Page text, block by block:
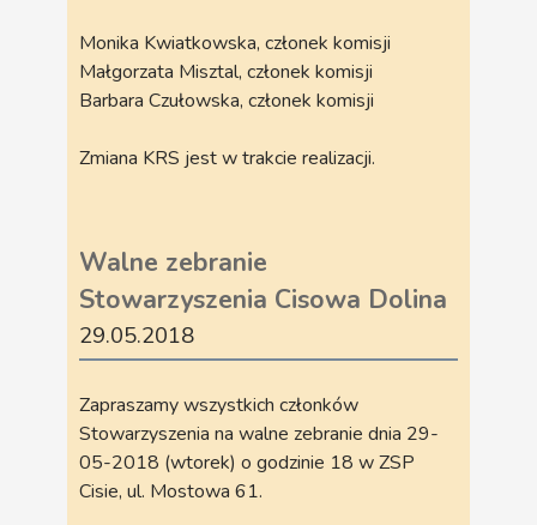
Monika Kwiatkowska, członek komisji
Małgorzata Misztal, członek komisji
Barbara Czułowska, członek komisji
Zmiana KRS jest w trakcie realizacji.
Walne zebranie
Stowarzyszenia Cisowa Dolina
29.05.2018
Zapraszamy wszystkich członków
Stowarzyszenia na walne zebranie dnia 29-
05-2018 (wtorek) o godzinie 18 w ZSP
Cisie, ul. Mostowa 61.